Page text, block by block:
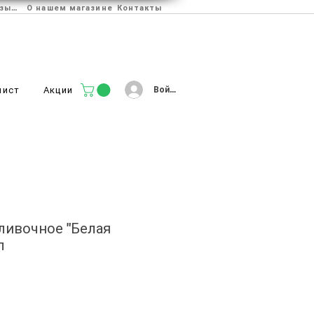
Отзывы О нашем магазине Контакты
Акции Войти
"Белая